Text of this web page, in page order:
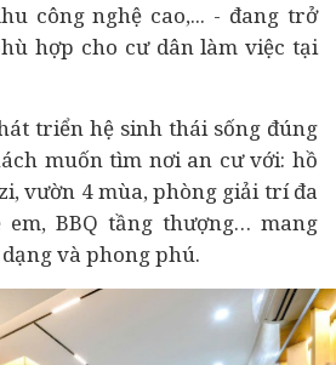
công nghệ cao,... - đang trở
hợp cho cư dân làm việc tại
triển hệ sinh thái sống đúng
muốn tìm nơi an cư với: hồ
vườn 4 mùa, phòng giải trí đa
BBQ tầng thượng… mang
và phong phú.